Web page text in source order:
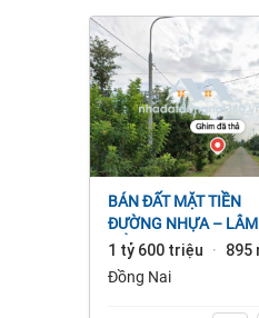
BÁN ĐẤT MẶT TIỀN
ĐƯỜNG NHỰA – LÂM
CẨM MỸ, ĐỒNG NAI.
1 tỷ 600 triệu · 895
Đồng Nai